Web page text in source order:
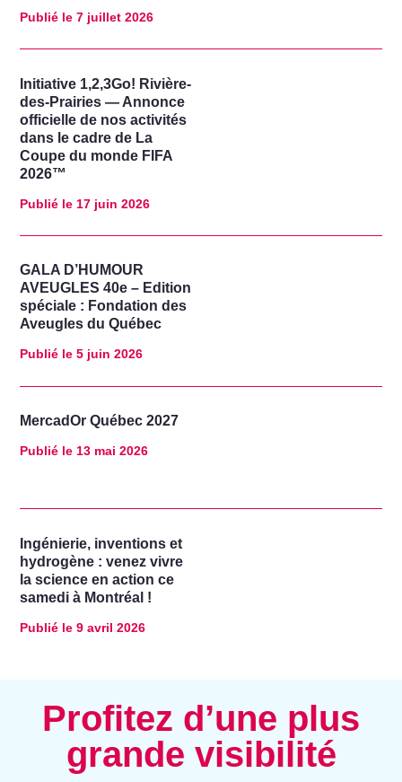
Publié le 7 juillet 2026
Initiative 1,2,3Go! Rivière-
des-Prairies — Annonce
officielle de nos activités
dans le cadre de La
Coupe du monde FIFA
2026™
Publié le 17 juin 2026
GALA D’HUMOUR
AVEUGLES 40e – Edition
spéciale : Fondation des
Aveugles du Québec
Publié le 5 juin 2026
MercadOr Québec 2027
Publié le 13 mai 2026
Ingénierie, inventions et
hydrogène : venez vivre
la science en action ce
samedi à Montréal !
Publié le 9 avril 2026
Profitez d’une plus
grande visibilité